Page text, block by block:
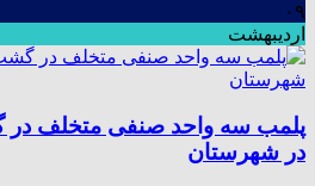
۰۹
اردیبهشت
پلمب سه واحد صنفی متخلف
در شهرستان